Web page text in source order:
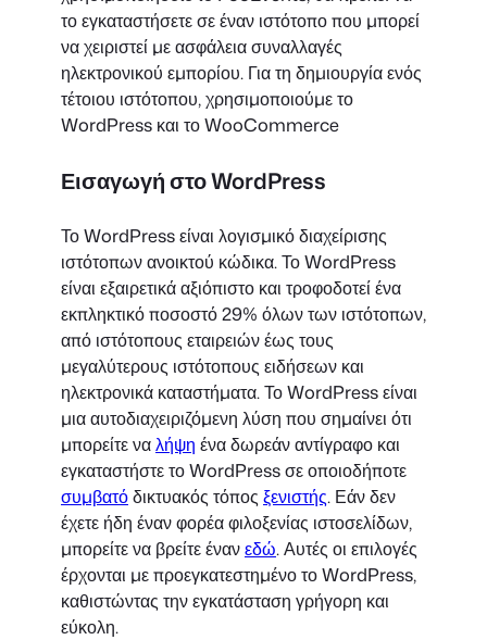
το εγκαταστήσετε σε έναν ιστότοπο που μπορεί
να χειριστεί με ασφάλεια συναλλαγές
ηλεκτρονικού εμπορίου. Για τη δημιουργία ενός
τέτοιου ιστότοπου, χρησιμοποιούμε το
WordPress και το WooCommerce
Εισαγωγή στο WordPress
Το WordPress είναι λογισμικό διαχείρισης
ιστότοπων ανοικτού κώδικα. Το WordPress
είναι εξαιρετικά αξιόπιστο και τροφοδοτεί ένα
εκπληκτικό ποσοστό 29% όλων των ιστότοπων,
από ιστότοπους εταιρειών έως τους
μεγαλύτερους ιστότοπους ειδήσεων και
ηλεκτρονικά καταστήματα. Το WordPress είναι
μια αυτοδιαχειριζόμενη λύση που σημαίνει ότι
μπορείτε ναλήψη ένα δωρεάν αντίγραφο και
εγκαταστήστε το WordPress σε οποιοδήποτε
συμβατόδικτυακός τόπος ξενιστής. Εάν δεν
έχετε ήδη έναν φορέα φιλοξενίας ιστοσελίδων,
μπορείτε να βρείτε ένανεδώ. Αυτές οι επιλογές
έρχονται με προεγκατεστημένο το WordPress,
καθιστώντας την εγκατάσταση γρήγορη και
εύκολη.